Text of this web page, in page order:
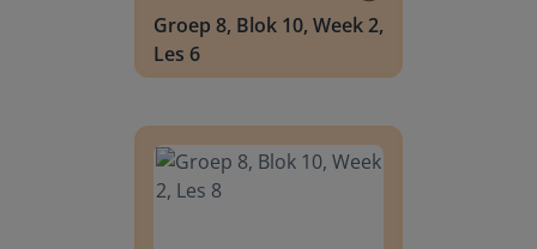
Groep 8, Blok 10, Week 2,
Les 6